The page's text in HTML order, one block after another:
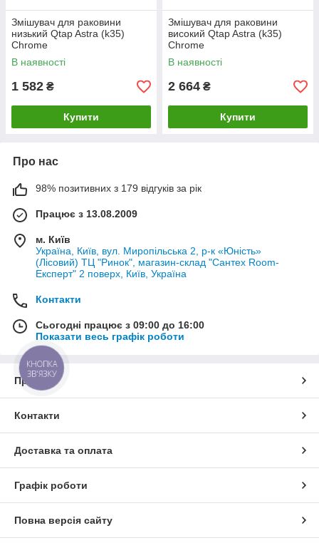
Змішувач для раковини
низький Qtap Astra (k35)
Chrome
QTAST270CRM49713
В наявності
1 582 ₴
Купити
Змішувач для раковини
високий Qtap Astra (k35)
Chrome
QTAST269CRM49714
В наявності
2 664 ₴
Купити
Про нас
98% позитивних з 179 відгуків за рік
Працює з 13.08.2009
м. Київ
Україна, Київ, вул. Миропільська 2, р-к «Юність»
(Лісовий) ТЦ "Ринок", магазин-склад "Сантех Room-
Експерт" 2 поверх, Київ, Україна
Контакти
Сьогодні працює з 09:00 до 16:00
Показати весь графік роботи
Про нас
Контакти
Доставка та оплата
Графік роботи
Повна версія сайту
КНОПКА
ЗВ'ЯЗКУ